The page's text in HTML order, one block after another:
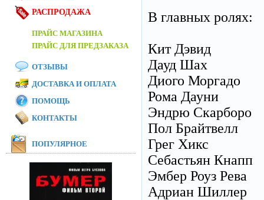
В главных ролях:
Кит Дэвид
Дауд Шах
Диого Моргадо
Рома Дауни
Эндрю Скарборо
Пол Брайтвелл
Грег Хикс
Себастьян Кнапп
Эмбер Роуз Рева
Адриан Шиллер
РАСПРОДАЖА
ПРАЙС МАГАЗИНА
ПРАЙС ДЛЯ ПРЕДЗАКАЗА
ОТЗЫВЫ
ДОСТАВКА И ОПЛАТА
ПОМОЩЬ
КОНТАКТЫ
ПОПУЛЯРНОЕ